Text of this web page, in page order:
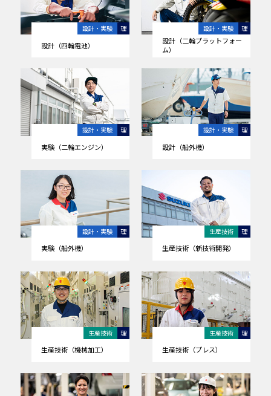
設計（四輪電池）
設計・実験 理
設計（二輪プラットフォー
ム）
設計・実験 理
実験（二輪エンジン）
設計・実験 理
設計（船外機）
設計・実験 理
実験（船外機）
設計・実験 理
生産技術（新技術開発）
生産技術 理
生産技術（機械加工）
生産技術 理
生産技術（プレス）
生産技術 理